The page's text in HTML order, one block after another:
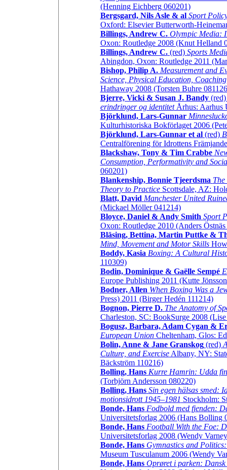
(Henning Eichberg 060201)
Bergsgard, Nils Asle & al Sport
Oxford: Elsevier Butterworth-
Billings, Andrew C. Olympic Media:
Oxon: Routledge 2008 (Knut Helland
Billings, Andrew C.(red) Sports
Abingdon, Oxon: Routledge 2011
Bishop, Philip A. Measurement and
Science, Physical Education,
Hathaway 2008 (Torsten Buhre
Bjerre, Vicki & Susan J. Bandy
erindringer og identitetÅrhus: Aarhus
Björklund, Lars-Gunnar
Kulturhistoriska Bokförlaget 2006
Björklund, Lars-Gunnar et al(red)
Centralförening för Idrottens
Blackshaw, Tony & Tim Crabbe
Consumption, Performativity and
060201)
Blankenship, Bonnie Tjeerdsma
Theory to PracticeScottsdale, AZ:
Blatt, David Manchester United
(Mickael Möller 041214)
Bloyce, Daniel & Andy Smith Sport
Oxon: Routledge 2010 (Anders
Bläsing, Bettina, Martin Puttke &
Mind, Movement and Motor Skills
Boddy, Kasia Boxing: A Cultural
110309)
Bodin, Dominique & Gaëlle Sempé
Europe Publishing 2011 (Kutte
Bodner, Allen When Boxing Was a
Press) 2011 (Birger Hedén 111214)
Bognon, Pierre D. The Anatomy of
Charleston, SC: BookSurge 2008
Bogusz, Barbara, Adam Cygan &
European UnionCheltenham, Glos:
Bolin, Anne & Jane Granskog(red)
Culture, and ExerciseAlbany, NY:
Bäckström 110216)
Bolling, Hans Kurre Hamrin: Udda
(Torbjörn Andersson 080220)
Bolling, Hans Sin egen hälsas smed:
motionsidrott 1945–1981 Stockholm:
Bonde, Hans Fodbold med fjenden:
Universitetsforlag 2006 (Hans Bolling
Bonde, Hans Football With the Foe:
Universitetsforlag 2008 (Wendy
Bonde, Hans Gymnastics and
Museum Tusculanum 2006 (Wendy
Bonde, Hans Oprøret i parken: